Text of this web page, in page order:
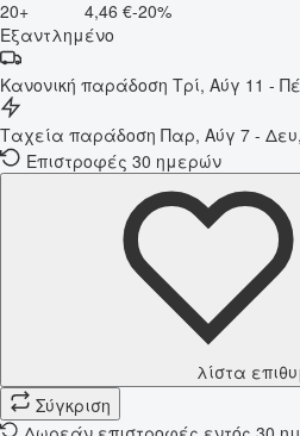
20+
4,46 €-20%
Εξαντλημένο
Κανονική παράδοση Τρί, Αύγ 11 -
Ταχεία παράδοση Παρ, Αύγ 7 -
Επιστροφές 30 ημερών
λίστα
Σύγκριση